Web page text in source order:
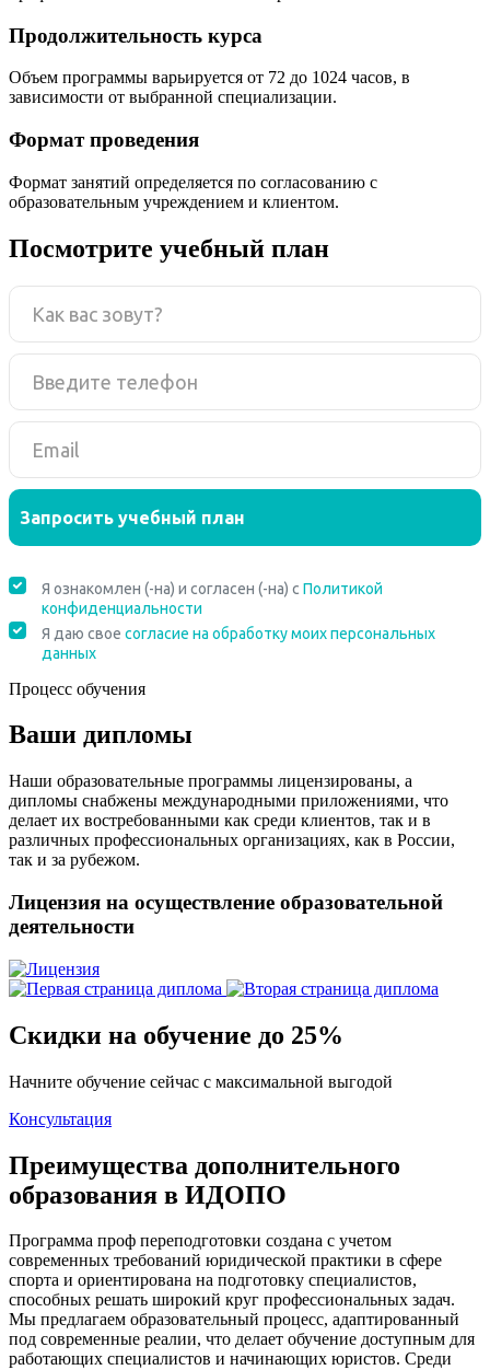
Продолжительность курса
Объем программы варьируется от 72 до 1024 часов, в
зависимости от выбранной специализации.
Формат проведения
Формат занятий определяется по согласованию с
образовательным учреждением и клиентом.
Посмотрите учебный план
Процесс обучения
Ваши дипломы
Наши образовательные программы лицензированы, а
дипломы снабжены международными приложениями, что
делает их востребованными как среди клиентов, так и в
различных профессиональных организациях, как в России,
так и за рубежом.
Лицензия на осуществление образовательной
деятельности
Скидки на обучение до 25%
Начните обучение сейчас с максимальной выгодой
Консультация
Преимущества дополнительного
образования в ИДОПО
Программа проф переподготовки создана с учетом
современных требований юридической практики в сфере
спорта и ориентирована на подготовку специалистов,
способных решать широкий круг профессиональных задач.
Мы предлагаем образовательный процесс, адаптированный
под современные реалии, что делает обучение доступным для
работающих специалистов и начинающих юристов. Среди